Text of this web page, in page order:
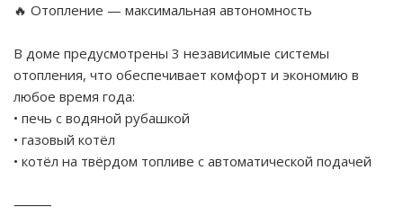
🔥 Отопление — максимальная автономность
В доме предусмотрены 3 независимые системы
отопления, что обеспечивает комфорт и экономию в
любое время года:
• печь с водяной рубашкой
• газовый котёл
• котёл на твёрдом топливе с автоматической подачей
⸻